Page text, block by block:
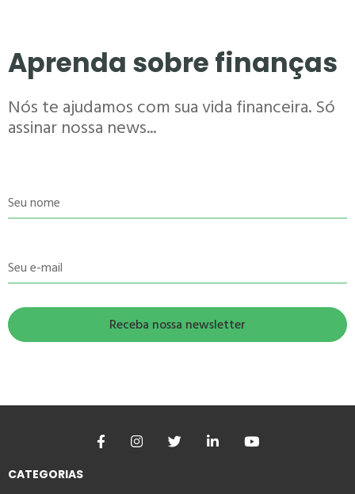
Aprenda sobre finanças
Nós te ajudamos com sua vida financeira. Só
assinar nossa news...
Seu nome
Seu e-mail
CATEGORIAS